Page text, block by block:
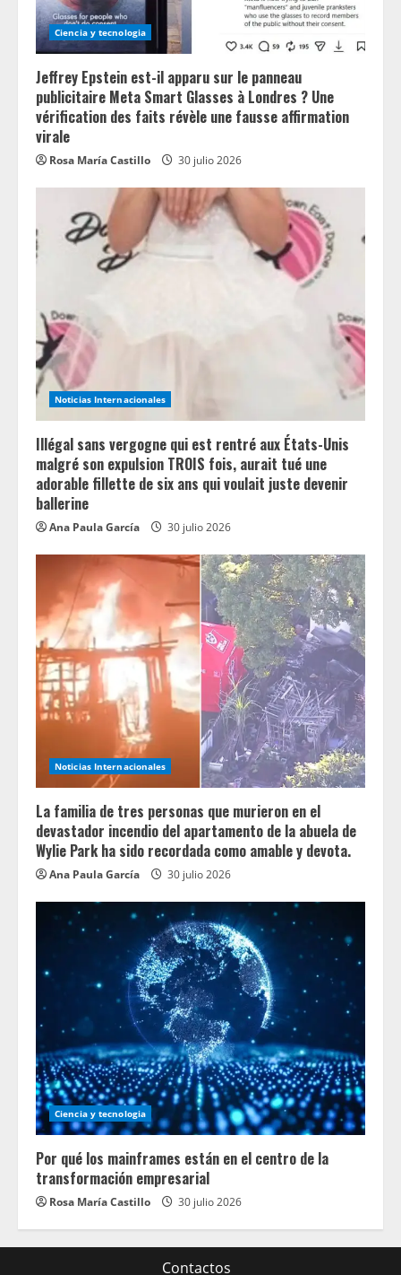
Ciencia y tecnologia
Jeffrey Epstein est-il apparu sur le panneau
publicitaire Meta Smart Glasses à Londres ? Une
vérification des faits révèle une fausse affirmation
virale
Rosa María Castillo 30 julio 2026
Noticias Internacionales
Illégal sans vergogne qui est rentré aux États-Unis
malgré son expulsion TROIS fois, aurait tué une
adorable fillette de six ans qui voulait juste devenir
ballerine
Ana Paula García 30 julio 2026
Noticias Internacionales
La familia de tres personas que murieron en el
devastador incendio del apartamento de la abuela de
Wylie Park ha sido recordada como amable y devota.
Ana Paula García 30 julio 2026
Ciencia y tecnologia
Por qué los mainframes están en el centro de la
transformación empresarial
Rosa María Castillo 30 julio 2026
Contactos